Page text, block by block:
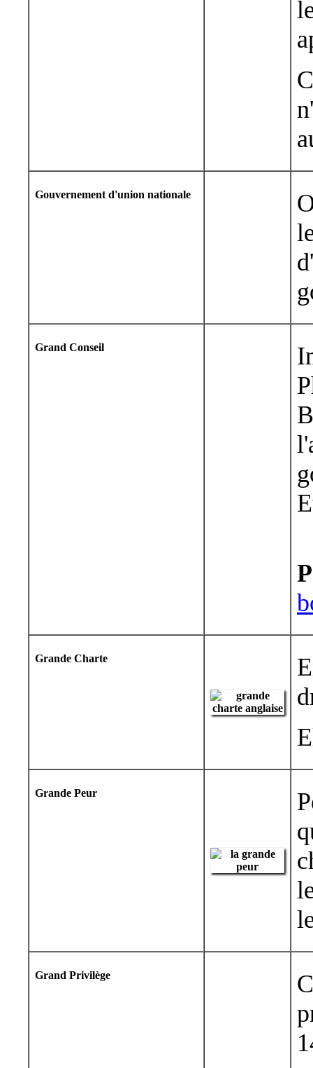
Gouvernement d'union nationale
Grand Conseil
Grande Charte
Grande Peur
Grand Privilège